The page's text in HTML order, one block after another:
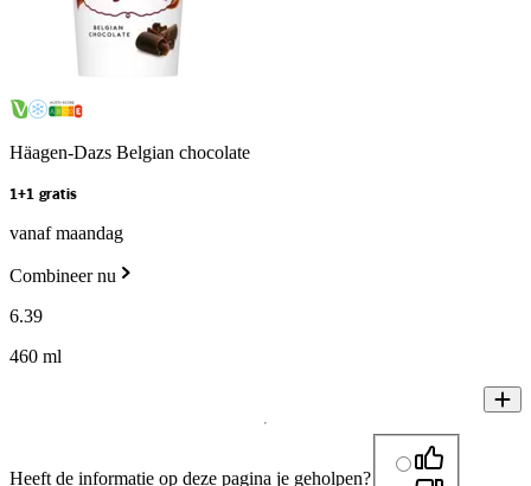
Häagen-Dazs Belgian chocolate
1+1 gratis
vanaf maandag
Combineer nu
6.39
460 ml
Heeft de informatie op deze pagina je geholpen?